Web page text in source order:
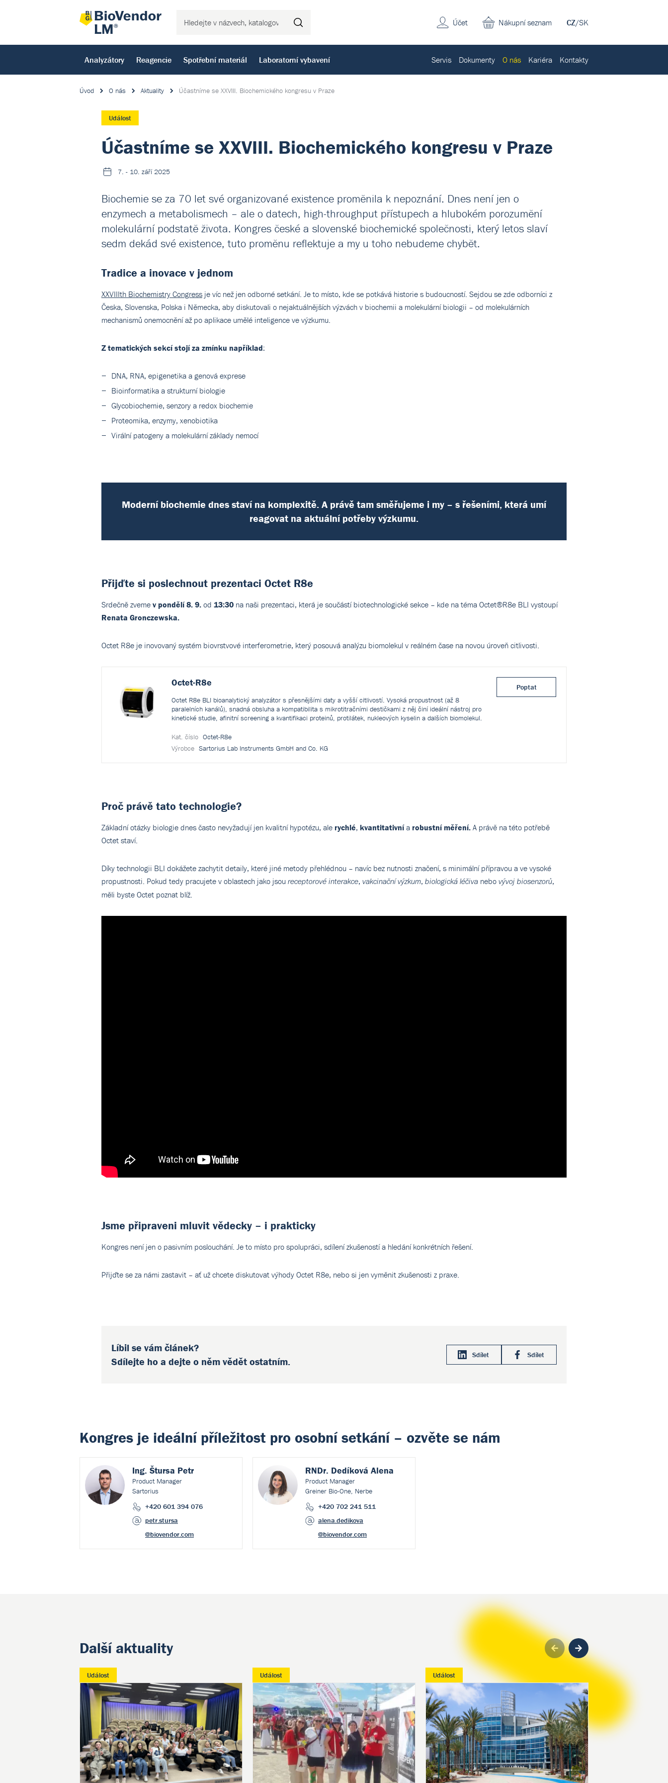
CZ/SK
Nákupní seznam
Účet
Analyzátory Reagencie Spotřební materiál Laboratorní vybavení Servis Dokumenty O nás Kariéra Kontakty
Úvod O nás Aktuality Účastníme se XXVIII. Biochemického kongresu v Praze
Událost
Účastníme se XXVIII. Biochemického kongresu v Praze
7. - 10. září 2025
Biochemie se za 70 let své organizované existence proměnila k nepoznání. Dnes není jen o
enzymech a metabolismech – ale o datech, high-throughput přístupech a hlubokém porozumění
molekulární podstatě života. Kongres české a slovenské biochemické společnosti, který letos slaví
sedm dekád své existence, tuto proměnu reflektuje a my u toho nebudeme chybět.
Tradice a inovace v jednom
XXVIIIth Biochemistry Congress je víc než jen odborné setkání. Je to místo, kde se potkává historie s budoucností. Sejdou se zde odborníci z
Česka, Slovenska, Polska i Německa, aby diskutovali o nejaktuálnějších výzvách v biochemii a molekulární biologii – od molekulárních
mechanismů onemocnění až po aplikace umělé inteligence ve výzkumu.
Z tematických sekcí stojí za zmínku například:
DNA, RNA, epigenetika a genová exprese
Bioinformatika a strukturní biologie
Glycobiochemie, senzory a redox biochemie
Proteomika, enzymy, xenobiotika
Virální patogeny a molekulární základy nemocí
Moderní biochemie dnes staví na komplexitě. A právě tam směřujeme i my – s řešeními, která umí
reagovat na aktuální potřeby výzkumu.
Přijďte si poslechnout prezentaci Octet R8e
Srdečně zveme v pondělí 8. 9. od 13:30 na naši prezentaci, která je součástí biotechnologické sekce – kde na téma Octet®R8e BLI vystoupí
Renata Gronczewska.
Octet R8e je inovovaný systém biovrstvové interferometrie, který posouvá analýzu biomolekul v reálném čase na novou úroveň citlivosti.
Octet-R8e
Octet R8e BLI bioanalytický analyzátor s přesnějšími daty a vyšší citlivostí. Vysoká propustnost (až 8
paralelních kanálů), snadná obsluha a kompatibilita s mikrotitračními destičkami z něj činí ideální nástroj pro
kinetické studie, afinitní screening a kvantifikaci proteinů, protilátek, nukleových kyselin a dalších biomolekul.
Kat. číslo Octet-R8e
Výrobce Sartorius Lab Instruments GmbH and Co. KG
Poptat
Proč právě tato technologie?
Základní otázky biologie dnes často nevyžadují jen kvalitní hypotézu, ale rychlé, kvantitativnía robustní měření. A právě na této potřebě
Octet staví.
Díky technologii BLI dokážete zachytit detaily, které jiné metody přehlédnou – navíc bez nutnosti značení, s minimální přípravou a ve vysoké
propustnosti. Pokud tedy pracujete v oblastech jako jsou receptorové interakce, vakcinační výzkum, biologická léčiva nebo vývoj biosenzorů,
měli byste Octet poznat blíž.
Jsme připraveni mluvit vědecky – i prakticky
Kongres není jen o pasivním poslouchání. Je to místo pro spolupráci, sdílení zkušeností a hledání konkrétních řešení.
Přijďte se za námi zastavit – ať už chcete diskutovat výhody Octet R8e, nebo si jen vyměnit zkušenosti z praxe.
Líbil se vám článek?
Sdílejte ho a dejte o něm vědět ostatním.
Sdílet Sdílet
Kongres je ideální příležitost pro osobní setkání – ozvěte se nám
Ing. Štursa Petr
Product Manager
Sartorius
+420 601 394 076
petr.stursa
@biovendor.com
RNDr. Dedíková Alena
Product Manager
Greiner Bio-One, Nerbe
+420 702 241 511
alena.dedikova
@biovendor.com
Další aktuality Previous
Událost Událost Událost Novinka